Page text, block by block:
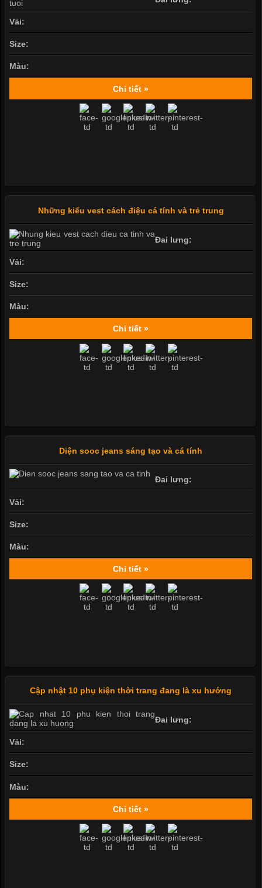
Vải:
Size:
Màu:
Chi tiết »
Những kiểu vest cách điệu cá tính và trẻ trung
Đai lưng:
Vải:
Size:
Màu:
Chi tiết »
Diện sooc jeans sáng tạo và cá tính
Đai lưng:
Vải:
Size:
Màu:
Chi tiết »
Cập nhật 10 phụ kiện thời trang đang là xu hướng
Đai lưng:
Vải:
Size:
Màu:
Chi tiết »